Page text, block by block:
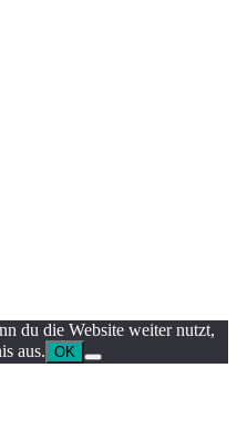
du die Website weiter nutzt,
aus. OK